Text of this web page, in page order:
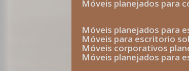
móveis planejados para
móveis planejados para
móveis para escritorio
móveis corporativos
móveis planejados para